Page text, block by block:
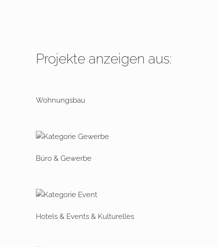
Projekte anzeigen aus:
Wohnungsbau
Büro & Gewerbe
Hotels & Events & Kulturelles